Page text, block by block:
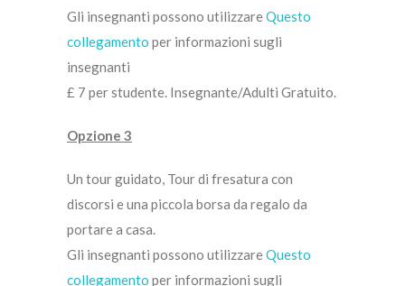
Gli insegnanti possono utilizzareQuesto
collegamento per informazioni sugli
insegnanti
£ 7 per studente. Insegnante/Adulti Gratuito.
Opzione 3
Un tour guidato, Tour di fresatura con
discorsi e una piccola borsa da regalo da
portare a casa.
Gli insegnanti possono utilizzareQuesto
collegamento per informazioni sugli